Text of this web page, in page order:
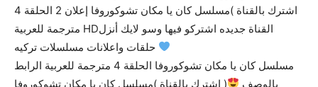
اشترك بالقناة )مسلسل كان يا مكان تشوكوروفا إعلان 2 الحلقة 4
مترجمة للعربية HDالقناة جديده اشتركو فيها وسو لايك أنزل
مسلسل كان يا مكان تشوكوروفا الحلقة 4 مترجمة للعربية الرابط
بالوصف
( اشترك بالقناة )مسلسل كان يا مكان تشوكوروفا